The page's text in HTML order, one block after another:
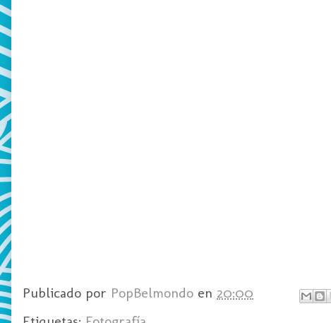
Publicado por PopBelmondo en 20:00